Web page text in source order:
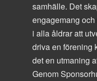
samhälle. Det
engagemang
i alla åldrar att
driva en förening
det en utmaning
Genom